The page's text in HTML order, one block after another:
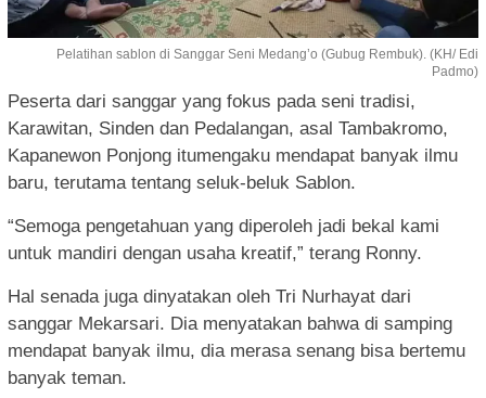
Pelatihan sablon di Sanggar Seni Medang’o (Gubug Rembuk). (KH/ Edi
Padmo)
Peserta dari sanggar yang fokus pada seni tradisi,
Karawitan, Sinden dan Pedalangan, asal Tambakromo,
Kapanewon Ponjong itumengaku mendapat banyak ilmu
baru, terutama tentang seluk-beluk Sablon.
“Semoga pengetahuan yang diperoleh jadi bekal kami
untuk mandiri dengan usaha kreatif,” terang Ronny.
Hal senada juga dinyatakan oleh Tri Nurhayat dari
sanggar Mekarsari. Dia menyatakan bahwa di samping
mendapat banyak ilmu, dia merasa senang bisa bertemu
banyak teman.